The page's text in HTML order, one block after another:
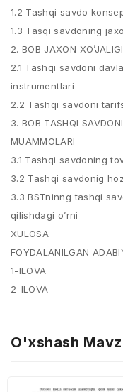
1.2 Tashqi savdo
1.3 Tasqi savdoning
2. BOB JAXON
2.1 Tashqi savdoni
instrumentlari
2.2 Tashqi savdoni
3. BOB TASHQI
MUAMMOLARI
3.1 Tashqi savdoning
3.2 Tashqi savdonig
3.3 BSTninng tashqi
qilishdagi o’rni
XULOSA
FOYDALANILGAN
1-ILOVA
2-ILOVA
O'xshash